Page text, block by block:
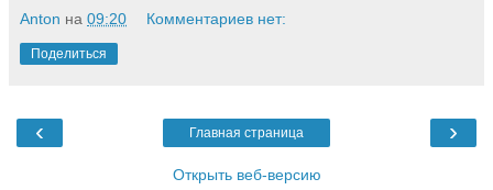
Anton на 09:20 Комментариев нет:
Поделиться
‹ ›
Главная страница
Открыть веб-версию